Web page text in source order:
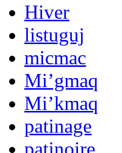
Hiver
listuguj
micmac
Mi’gmaq
Mi’kmaq
patinage
patinoire